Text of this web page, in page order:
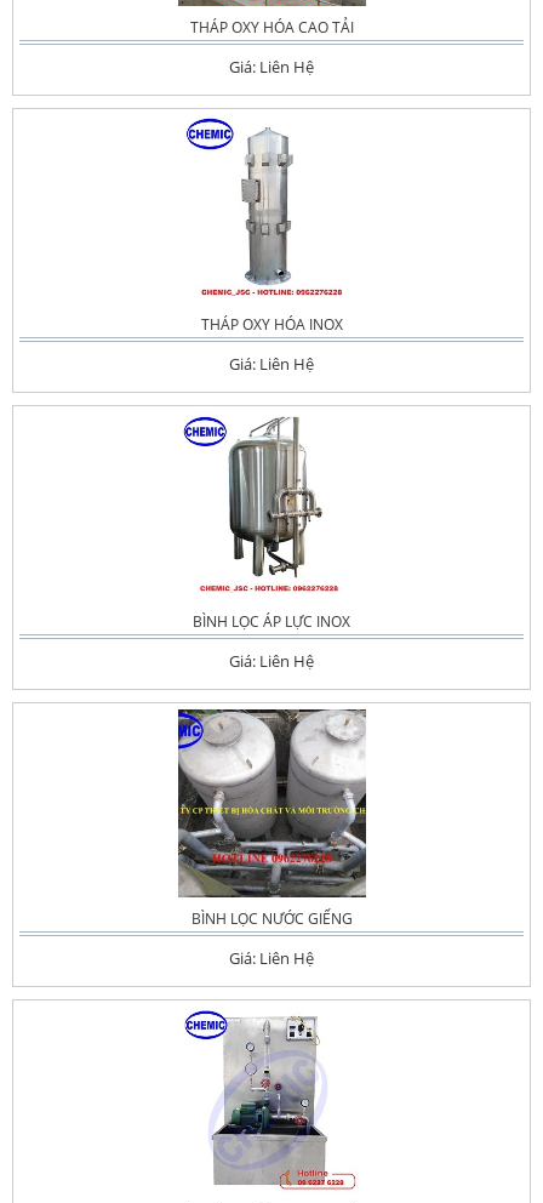
THÁP OXY HÓA CAO TẢI
Giá: Liên Hệ
THÁP OXY HÓA INOX
Giá: Liên Hệ
BÌNH LỌC ÁP LỰC INOX
Giá: Liên Hệ
BÌNH LỌC NƯỚC GIẾNG
Giá: Liên Hệ